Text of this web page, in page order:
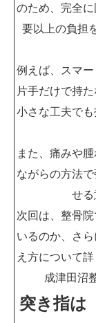
のため、完全
要以上の負担
例えば、スマ
片手だけで持
小さな工夫で
また、痛みや
ながらの方法
せる
次回は、整骨
いるのか、さ
え方について
成津田沼
突き指は